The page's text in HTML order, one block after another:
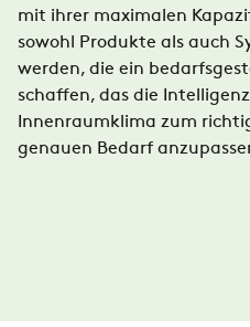
mit ihrer maximalen
sowohl Produkte als auch
werden, die ein
schaffen, das die
Innenraumklima zum
genauen Bedarf